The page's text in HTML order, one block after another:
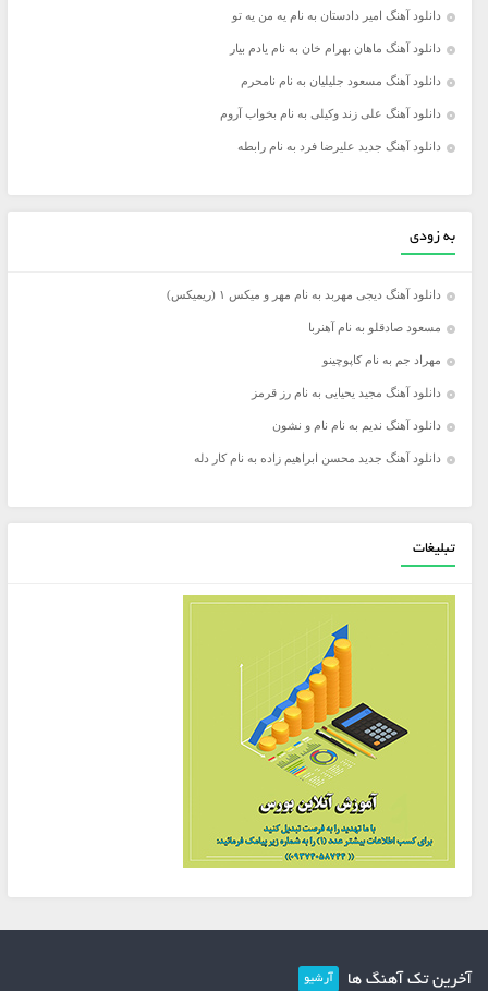
دانلود آهنگ امیر دادستان به نام یه من یه تو
دانلود آهنگ ماهان بهرام خان به نام یادم بیار
دانلود آهنگ مسعود جلیلیان به نام نامحرم
دانلود آهنگ علی زند وکیلی به نام بخواب آروم
دانلود آهنگ جدید علیرضا فرد به نام رابطه
به زودی
دانلود آهنگ دیجی مهربد به نام مهر و میکس ۱ (ریمیکس)
مسعود صادقلو به نام آهنربا
مهراد جم به نام کاپوچینو
دانلود آهنگ مجید یحیایی به نام رز قرمز
دانلود آهنگ ندیم به نام نام و نشون
دانلود آهنگ جدید محسن ابراهیم زاده به نام کار دله
تبلیغات
آخرین تک آهنگ ها آرشیو